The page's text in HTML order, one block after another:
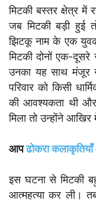
मिटकी बस्तर क्षेत्र में
जब मिटकी बड़ी हुई
झिटकू नाम के एक
मिटकी दोनों एक-
उनका यह साथ मंजूर
परिवार को किसी
की आवश्यकता थी और
मिला तो उन्होंने आखिर
आपढोकरा
इस घटना से मिटकी
आत्महत्या कर ली।